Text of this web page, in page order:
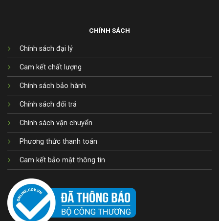
CHÍNH SÁCH
Chính sách đại lý
Cam kết chất lượng
Chính sách bảo hành
Chính sách đổi trả
Chính sách vận chuyển
Phương thức thanh toán
Cam kết bảo mật thông tin